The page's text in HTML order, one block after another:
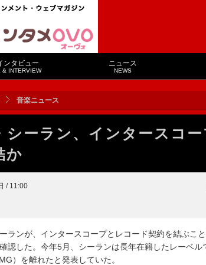
ンタビュー
& INTERVIEW
ニュース
NEWS
音楽ニュース
シーラン、インタースコ
か
/ 11:00
ランが、インタースコープとレコード契約を結ぶこ
認した。今年5月、シーランは長年在籍したレーベ
）を離れたと発表していた。